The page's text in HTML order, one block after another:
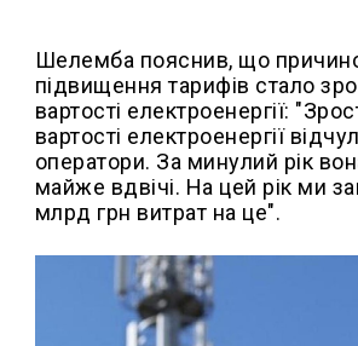
Шелемба пояснив, що
підвищення тарифів стало
вартості електроенергії:
вартості електроенергії
оператори. За минулий рік
майже вдвічі. На цей рік ми
млрд грн витрат на це".